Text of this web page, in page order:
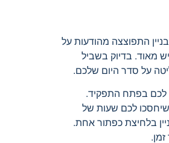
התפוצצה מהודעות על
מאוד. בדיוק בשביל
על סדר היום שלכם.
לכם בפתח התפקיד.
שיחסכו לכם שעות של
בלחיצת כפתור אחת.